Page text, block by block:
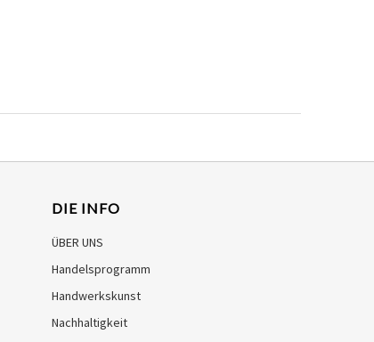
DIE INFO
ÜBER UNS
Handelsprogramm
Handwerkskunst
Nachhaltigkeit